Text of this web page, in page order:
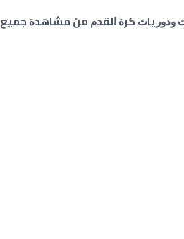
ﻛﺮﺓ ﺍﻟﻘﺪﻡ من مشاﻫﺪﺓ جميع